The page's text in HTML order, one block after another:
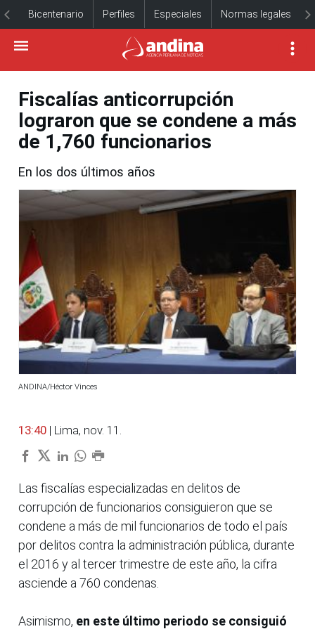
Bicentenario Perfiles Especiales Normas legales
Fiscalías anticorrupción
lograron que se condene a más
de 1,760 funcionarios
En los dos últimos años
ANDINA/Héctor Vinces
13:40 | Lima, nov. 11.
Las fiscalías especializadas en delitos de
corrupción de funcionarios consiguieron que se
condene a más de mil funcionarios de todo el país
por delitos contra la administración pública, durante
el 2016 y al tercer trimestre de este año, la cifra
asciende a 760 condenas.
Asimismo, en este último periodo se consiguió